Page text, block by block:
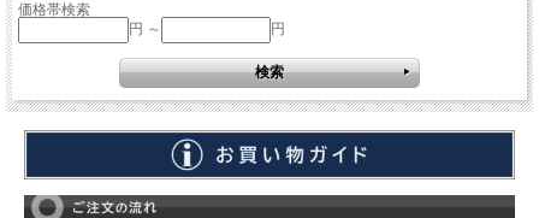
価格帯検索
円 ～
円